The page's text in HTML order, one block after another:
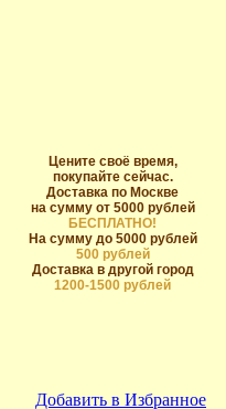
Цените своё время,
покупайте сейчас.
Доставка по Москве
на сумму от 5000 рублей
БЕСПЛАТНО!
На сумму до 5000 рублей
500 рублей
Доставка в другой город
1200-1500 рублей
Добавить в Избранное